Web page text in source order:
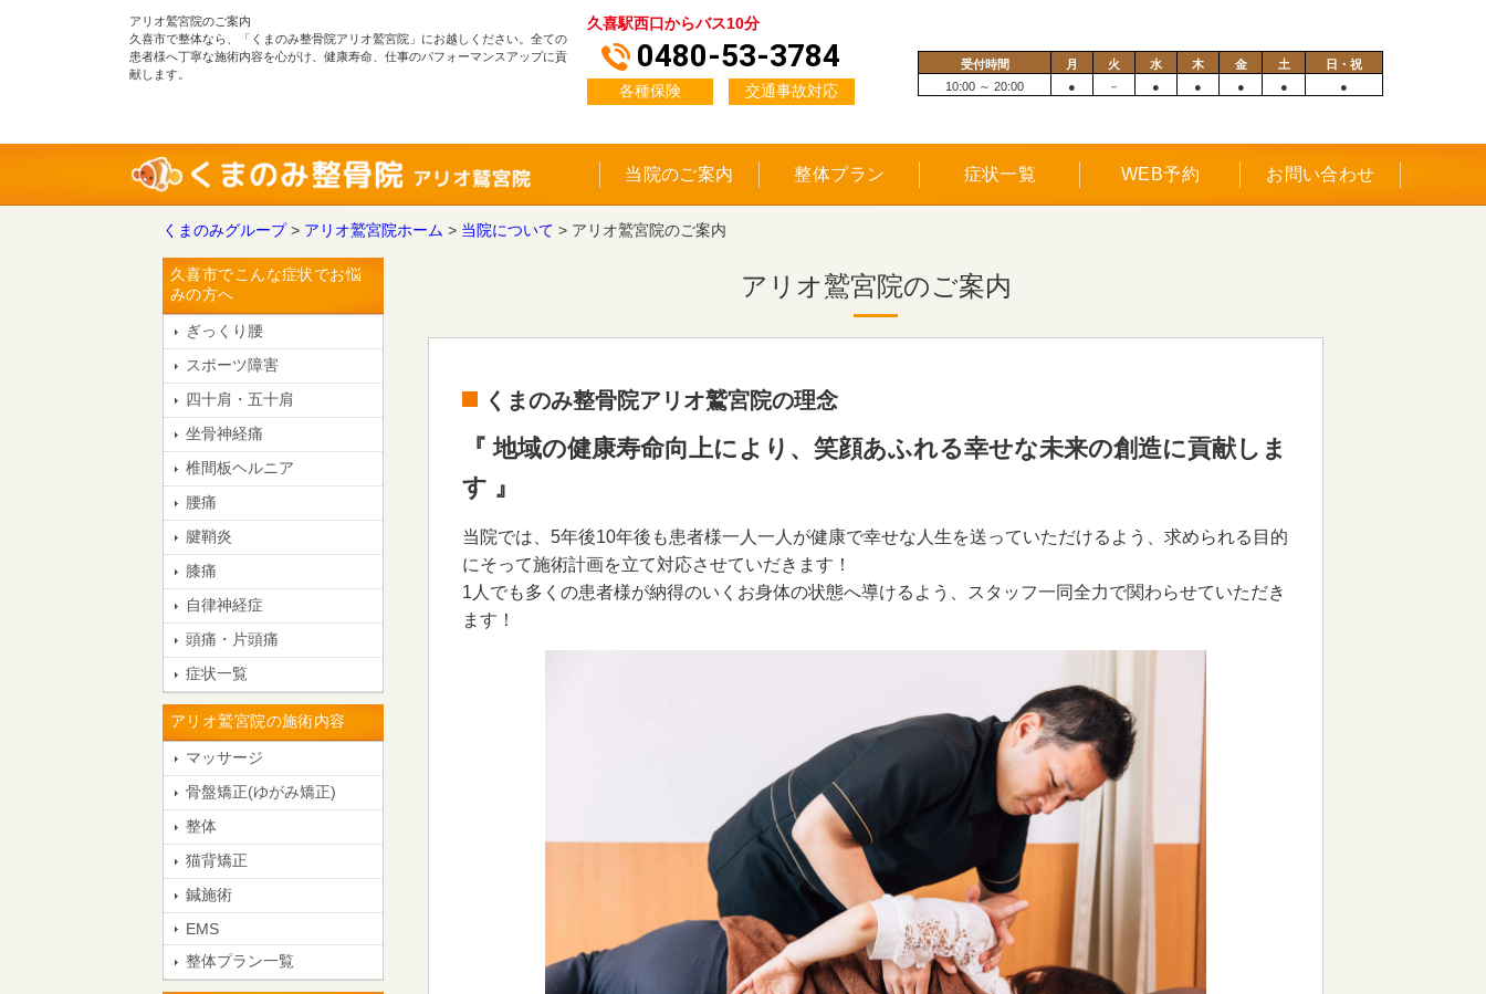
アリオ鷲宮院のご案内
久喜市で整体なら、「くまのみ整骨院アリオ鷲宮院」にお越しください。全ての
患者様へ丁寧な施術内容を心がけ、健康寿命、仕事のパフォーマンスアップに貢
献します。
久喜駅西口からバス10分
0480-53-3784
各種保険 交通事故対応
受付時間 月 火 水 木 金 土
日・祝
10:00 ～ 20:00
● － ● ● ● ● ●
当院のご案内 整体プラン 症状一覧 WEB予約 お問い合わせ
くまのみグループ> アリオ鷲宮院ホーム > 当院について > アリオ鷲宮院のご案内
アリオ鷲宮院のご案内
くまのみ整骨院アリオ鷲宮院の理念
『 地域の健康寿命向上により、笑顔あふれる幸せな未来の創造に貢献しま
す 』
当院では、5年後10年後も患者様一人一人が健康で幸せな人生を送っていただけるよう、求められる目的
にそって施術計画を立て対応させていだきます！
1人でも多くの患者様が納得のいくお身体の状態へ導けるよう、スタッフ一同全力で関わらせていただき
ます！
久喜市でこんな症状でお悩
みの方へ
ぎっくり腰
スポーツ障害
四十肩・五十肩
坐骨神経痛
椎間板ヘルニア
腰痛
腱鞘炎
膝痛
自律神経症
頭痛・片頭痛
症状一覧
アリオ鷲宮院の施術内容
マッサージ
骨盤矯正(ゆがみ矯正)
整体
猫背矯正
鍼施術
EMS
整体プラン一覧